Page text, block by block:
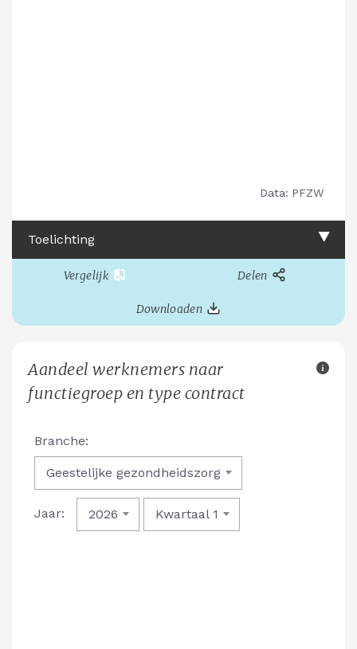
Toelichting
Vergelijk Delen
Downloaden
Aandeel werknemers naar
functiegroep en type contract